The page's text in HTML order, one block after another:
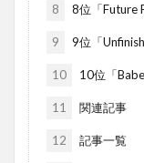
8 8位「Future
9 9位「
10 10位「
11 関連記事
12 記事一覧